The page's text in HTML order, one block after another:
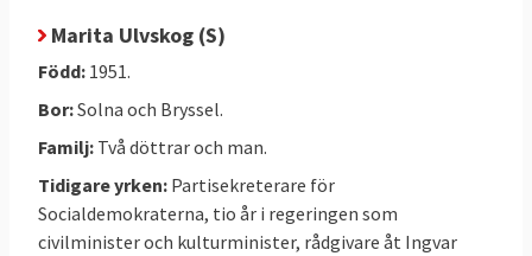
På hösten 2016 ställde Europaportalen
frågor till allasvenska EU-parlamentariker.
Så här svarade Marita Ulvskog:
Marita Ulvskog (S)
Född: 1951.
Bor:Solna och Bryssel.
Familj: Två döttrar och man.
Tidigare yrken: Partisekreterare för
Socialdemokraterna, tio år i regeringen som
civilminister och kulturminister, rådgivare åt Ingvar